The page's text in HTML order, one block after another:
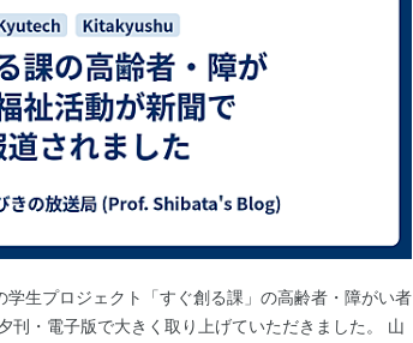
生プロジェクト「すぐ創る課」の高齢者・障がい者
刊・電子版で大きく取り上げていただきました。 山